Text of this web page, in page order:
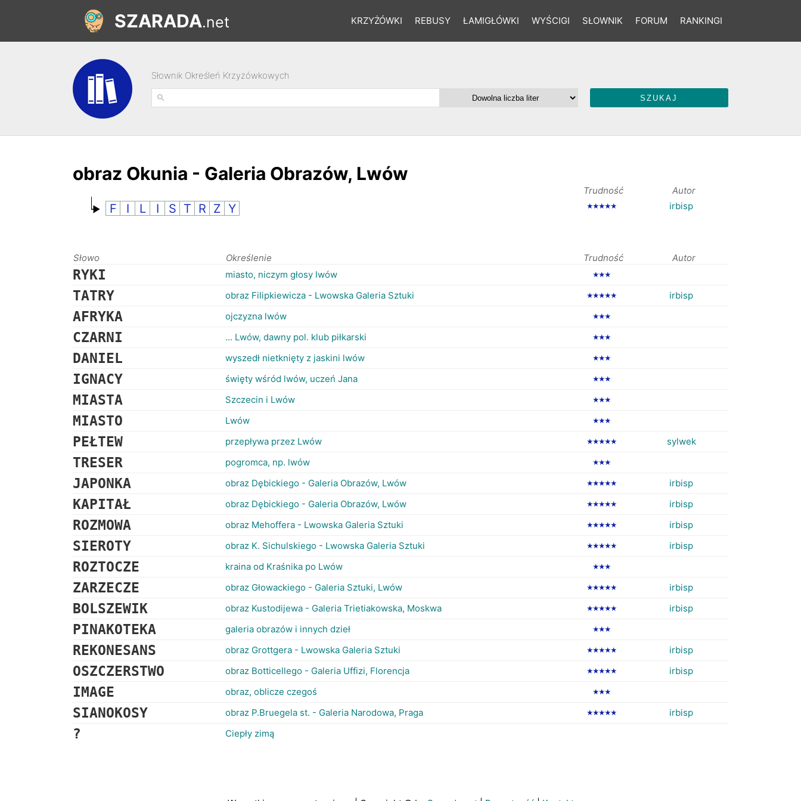
KRZYŻÓWKI REBUSY ŁAMIGŁÓWKI WYŚCIGI SŁOWNIK FORUM RANKINGI
SZARADA.net
Słownik Określeń Krzyżówkowych
obraz Okunia - Galeria Obrazów, Lwów
Trudność Autor
F I L I S T R Z Y ★★★★★ irbisp
Słowo Określenie Trudność Autor
RYKI miasto, niczym głosy lwów ★★★
TATRY obraz Filipkiewicza - Lwowska Galeria Sztuki ★★★★★ irbisp
AFRYKA ojczyzna lwów ★★★
CZARNI ... Lwów, dawny pol. klub piłkarski ★★★
DANIEL wyszedł nietknięty z jaskini lwów ★★★
IGNACY święty wśród lwów, uczeń Jana ★★★
MIASTA Szczecin i Lwów ★★★
MIASTO Lwów ★★★
PEŁTEW przepływa przez Lwów ★★★★★ sylwek
TRESER pogromca, np. lwów ★★★
JAPONKA obraz Dębickiego - Galeria Obrazów, Lwów ★★★★★ irbisp
KAPITAŁ obraz Dębickiego - Galeria Obrazów, Lwów ★★★★★ irbisp
ROZMOWA obraz Mehoffera - Lwowska Galeria Sztuki ★★★★★ irbisp
SIEROTY obraz K. Sichulskiego - Lwowska Galeria Sztuki ★★★★★ irbisp
ROZTOCZE kraina od Kraśnika po Lwów ★★★
ZARZECZE obraz Głowackiego - Galeria Sztuki, Lwów ★★★★★ irbisp
BOLSZEWIK obraz Kustodijewa - Galeria Trietiakowska, Moskwa ★★★★★ irbisp
PINAKOTEKA galeria obrazów i innych dzieł ★★★
REKONESANS obraz Grottgera - Lwowska Galeria Sztuki ★★★★★ irbisp
OSZCZERSTWO obraz Botticellego - Galeria Uffizi, Florencja ★★★★★ irbisp
IMAGE obraz, oblicze czegoś ★★★
SIANOKOSY obraz P.Bruegela st. - Galeria Narodowa, Praga ★★★★★ irbisp
? Ciepły zimą